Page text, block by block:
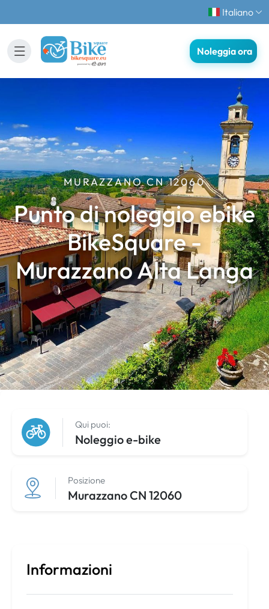
Italiano
Noleggia ora
MURAZZANO CN 12060
Punto di noleggio ebike
BikeSquare -
Murazzano Alta Langa
Qui puoi:
Noleggio e-bike
Posizione
Murazzano CN 12060
Informazioni